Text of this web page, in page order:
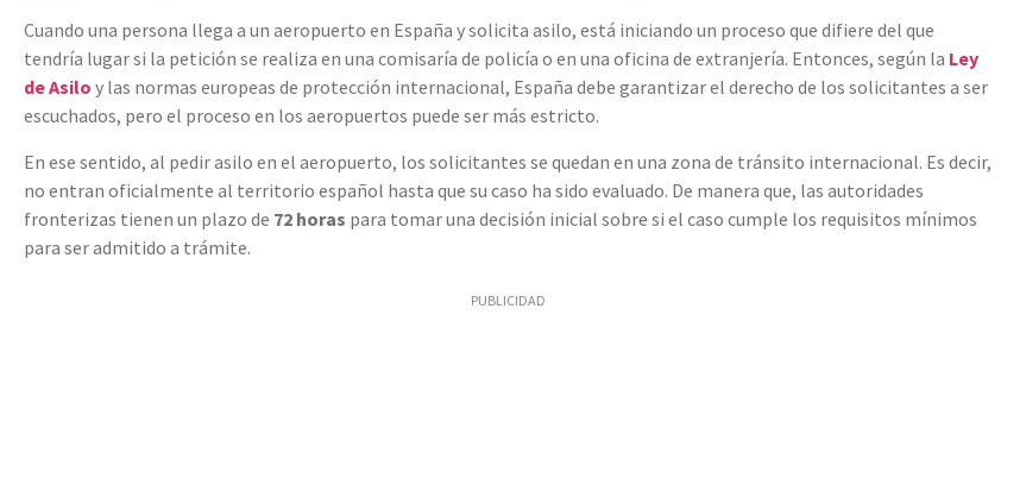
Cuando una persona llega a un aeropuerto en España y solicita asilo, está iniciando un proceso que difiere del que
tendría lugar si la petición se realiza en una comisaría de policía o en una oficina de extranjería. Entonces, según la Ley
de Asilo y las normas europeas de protección internacional, España debe garantizar el derecho de los solicitantes a ser
escuchados, pero el proceso en los aeropuertos puede ser más estricto.
En ese sentido, al pedir asilo en el aeropuerto, los solicitantes se quedan en una zona de tránsito internacional. Es decir,
no entran oficialmente al territorio español hasta que su caso ha sido evaluado. De manera que, las autoridades
fronterizas tienen un plazo de 72 horas para tomar una decisión inicial sobre si el caso cumple los requisitos mínimos
para ser admitido a trámite.
PUBLICIDAD